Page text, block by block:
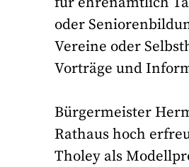
oder
Vereine oder
Vorträge und
Bürgermeister
Rathaus hoch
Tholey als